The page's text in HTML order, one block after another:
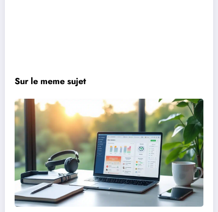
Sur le meme sujet